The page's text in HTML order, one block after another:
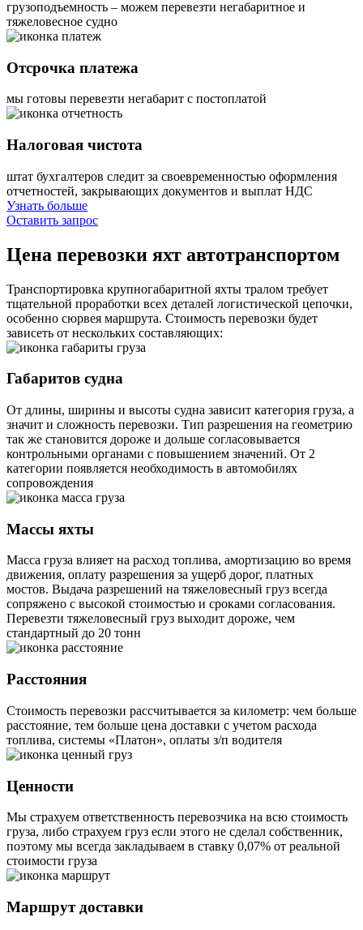
грузоподъемность – можем перевезти негабаритное и
тяжеловесное судно
Отсрочка платежа
мы готовы перевезти негабарит с постоплатой
Налоговая чистота
штат бухгалтеров следит за своевременностью оформления
отчетностей, закрывающих документов и выплат НДС
Узнать больше
Оставить запрос
Цена перевозки яхт автотранспортом
Транспортировка крупногабаритной яхты тралом требует
тщательной проработки всех деталей логистической цепочки,
особенно сюрвея маршрута. Стоимость перевозки будет
зависеть от нескольких составляющих:
Габаритов судна
От длины, ширины и высоты судна зависит категория груза, а
значит и сложность перевозки. Тип разрешения на геометрию
так же становится дороже и дольше согласовывается
контрольными органами с повышением значений. От 2
категории появляется необходимость в автомобилях
сопровождения
Массы яхты
Масса груза влияет на расход топлива, амортизацию во время
движения, оплату разрешения за ущерб дорог, платных
мостов. Выдача разрешений на тяжеловесный груз всегда
сопряжено с высокой стоимостью и сроками согласования.
Перевезти тяжеловесный груз выходит дороже, чем
стандартный до 20 тонн
Расстояния
Стоимость перевозки рассчитывается за километр: чем больше
расстояние, тем больше цена доставки с учетом расхода
топлива, системы «Платон», оплаты з/п водителя
Ценности
Мы страхуем ответственность перевозчика на всю стоимость
груза, либо страхуем груз если этого не сделал собственник,
поэтому мы всегда закладываем в ставку 0,07% от реальной
стоимости груза
Маршрут доставки